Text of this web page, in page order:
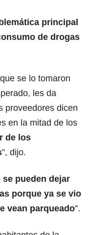
principal
de drogas
se lo tomaron
les da
proveedores dicen
en la mitad de los
de los
”, dijo.
se pueden dejar
porque ya se vio
vean parqueado”.